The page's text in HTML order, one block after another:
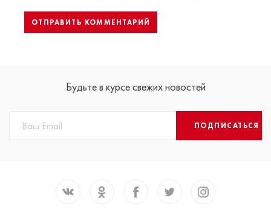
Будьте в курсе свежих новостей
ПОДПИСАТЬСЯ